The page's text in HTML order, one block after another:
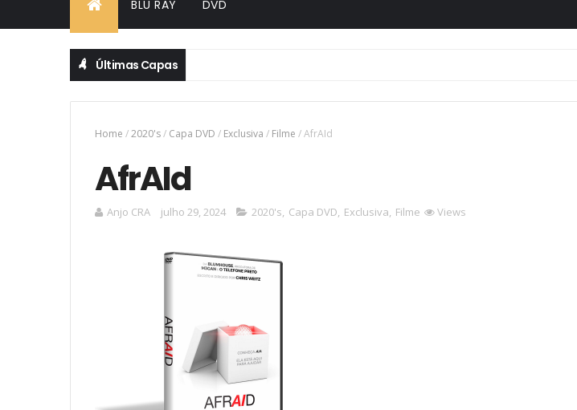
BLU RAY DVD
Últimas Capas
Home /2020's/ Capa DVD / Exclusiva / Filme /AfrAId
AfrAId
Anjo CRA julho 29, 2024 2020's, Capa DVD, Exclusiva, Filme Views